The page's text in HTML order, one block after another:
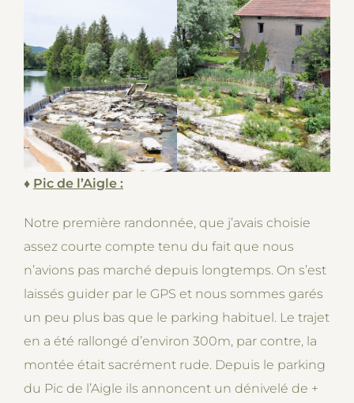
♦ Pic de l’Aigle :
Notre première randonnée, que j’avais choisie
assez courte compte tenu du fait que nous
n’avions pas marché depuis longtemps. On s’est
laissés guider par le GPS et nous sommes garés
un peu plus bas que le parking habituel. Le trajet
en a été rallongé d’environ 300m, par contre, la
montée était sacrément rude. Depuis le parking
du Pic de l’Aigle ils annoncent un dénivelé de +